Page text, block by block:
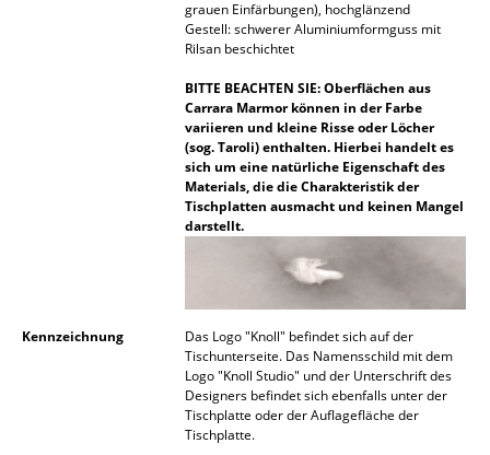
Nachttische & Bettzubehör
grauen Einfärbungen), hochglänzend
Gestell: schwerer Aluminiumformguss mit
Rilsan beschichtet
BITTE BEACHTEN SIE: Oberflächen aus
Carrara Marmor können in der Farbe
variieren und kleine Risse oder Löcher
(sog. Taroli) enthalten. Hierbei handelt es
sich um eine natürliche Eigenschaft des
Materials, die die Charakteristik der
Tischplatten ausmacht und keinen Mangel
darstellt.
Kennzeichnung
Das Logo "Knoll" befindet sich auf der
Tischunterseite. Das Namensschild mit dem
Logo "Knoll Studio" und der Unterschrift des
Designers befindet sich ebenfalls unter der
Tischplatte oder der Auflagefläche der
Tischplatte.